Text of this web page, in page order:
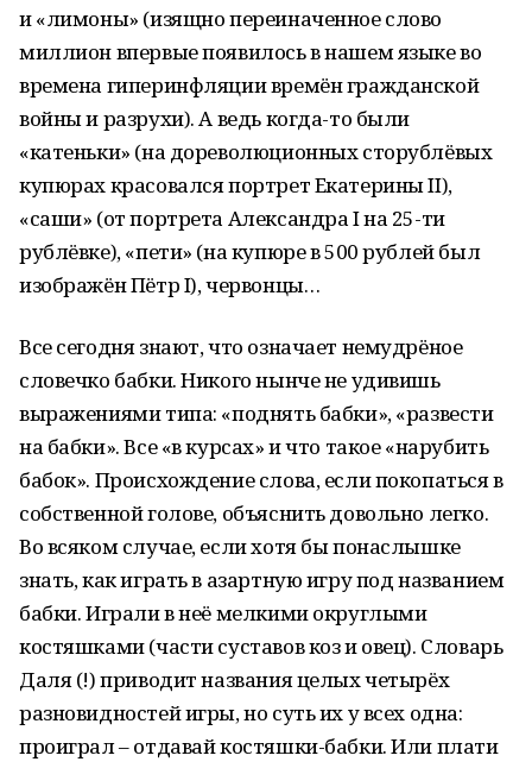
и «лимоны» (изящно переиначенное слово
миллион впервые появилось в нашем языке во
времена гиперинфляции времён гражданской
войны и разрухи). А ведь когда-то были
«катеньки» (на дореволюционных сторублёвых
купюрах красовался портрет Екатерины II),
«саши» (от портрета Александра I на 25-ти
рублёвке), «пети» (на купюре в 500 рублей был
изображён Пётр I), червонцы…
Все сегодня знают, что означает немудрёное
словечко бабки. Никого нынче не удивишь
выражениями типа: «поднять бабки», «развести
на бабки». Все «в курсах» и что такое «нарубить
бабок». Происхождение слова, если покопаться в
собственной голове, объяснить довольно легко.
Во всяком случае, если хотя бы понаслышке
знать, как играть в азартную игру под названием
бабки. Играли в неё мелкими округлыми
костяшками (части суставов коз и овец). Словарь
Даля (!) приводит названия целых четырёх
разновидностей игры, но суть их у всех одна:
проиграл – отдавай костяшки-бабки. Или плати